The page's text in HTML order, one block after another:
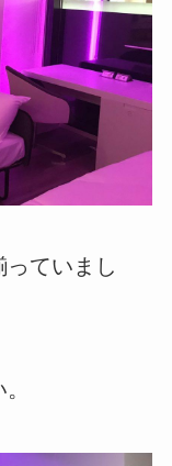
ていまし